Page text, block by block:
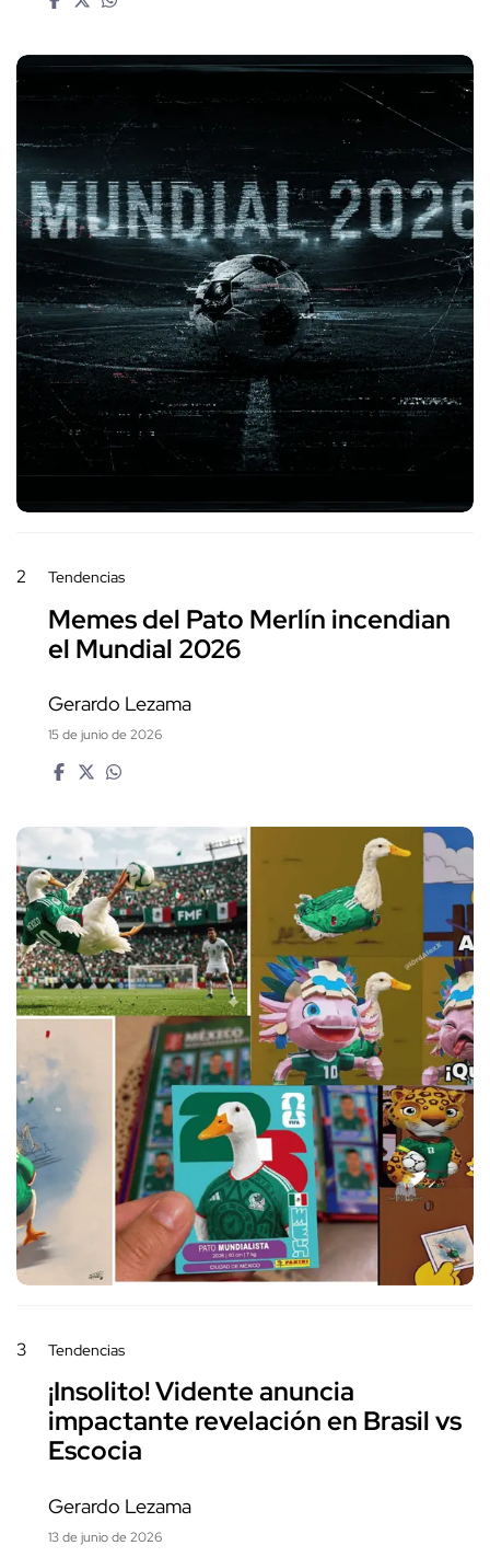
2 Tendencias
Memes del Pato Merlín incendian
el Mundial 2026
Gerardo Lezama
15 de junio de 2026
3 Tendencias
¡Insolito! Vidente anuncia
impactante revelación en Brasil vs
Escocia
Gerardo Lezama
13 de junio de 2026